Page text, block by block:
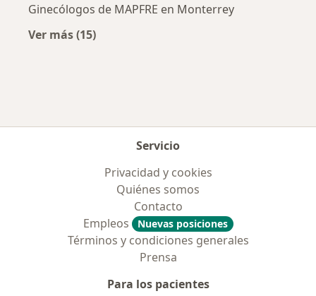
Ginecólogos de MAPFRE en Monterrey
Ver más (15)
Servicio
Privacidad y cookies
Quiénes somos
Contacto
Empleos
Nuevas posiciones
Términos y condiciones generales
Prensa
Para los pacientes